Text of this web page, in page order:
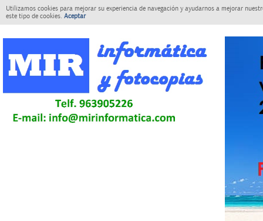
Utilizamos cookies para mejorar su experiencia de navegación y ayudarnos a mejorar
este tipo de cookies. Aceptar